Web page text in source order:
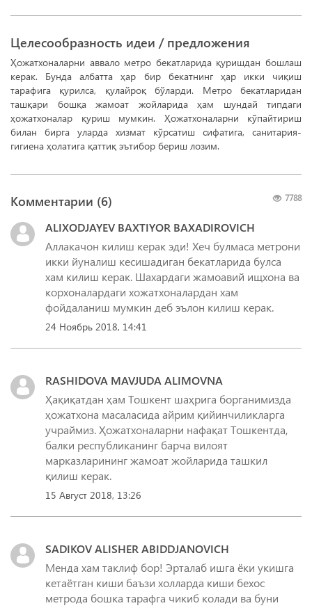
Целесообразность идеи / предложения
Ҳожатхоналарни аввало метро бекатларида қуришдан бошлаш
керак. Бунда албатта ҳар бир бекатнинг ҳар икки чиқиш
тарафига қурилса, қулайроқ бўларди. Метро бекатларидан
ташқари бошқа жамоат жойларида ҳам шундай типдаги
ҳожатхоналар қуриш мумкин. Ҳожатхоналарни кўпайтириш
билан бирга уларда хизмат кўрсатиш сифатига, санитария-
гигиена ҳолатига қаттиқ эътибор бериш лозим.
7788
Комментарии (6)
ALIXODJAYEV BAXTIYOR BAXADIROVICH
Аллакачон килиш керак эди! Хеч булмаса метрони
икки йуналиш кесишадиган бекатларида булса
хам килиш керак. Шахардаги жамоавий ищхона ва
корхоналардаги хожатхоналардан хам
фойдаланиш мумкин деб эълон килиш керак.
24 Ноябрь 2018, 14:41
RASHIDOVA MAVJUDA ALIMOVNA
Ҳақиқатдан ҳам Тошкент шаҳрига борганимизда
ҳожатхона масаласида айрим қийинчиликларга
учраймиз. Ҳожатхоналарни нафақат Тошкентда,
балки республиканинг барча вилоят
марказларининг жамоат жойларида ташкил
қилиш керак.
15 Август 2018, 13:26
SADIKOV ALISHER ABIDDJANOVICH
Менда хам таклиф бор! Эрталаб ишга ёки укишга
кетаётган киши баъзи холларда киши бехос
метрода бошка тарафга чикиб колади ва буни